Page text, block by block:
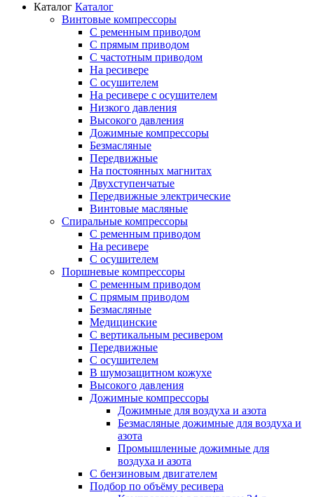
Каталог Каталог
Винтовые компрессоры
С ременным приводом
С прямым приводом
С частотным приводом
На ресивере
С осушителем
На ресивере с осушителем
Низкого давления
Высокого давления
Дожимные компрессоры
Безмасляные
Передвижные
На постоянных магнитах
Двухступенчатые
Передвижные электрические
Винтовые масляные
Спиральные компрессоры
С ременным приводом
На ресивере
С осушителем
Поршневые компрессоры
С ременным приводом
С прямым приводом
Безмасляные
Медицинские
С вертикальным ресивером
Передвижные
С осушителем
В шумозащитном кожухе
Высокого давления
Дожимные компрессоры
Дожимные для воздуха и азота
Безмасляные дожимные для воздуха и
азота
Промышленные дожимные для
воздуха и азота
С бензиновым двигателем
Подбор по объёму ресивера